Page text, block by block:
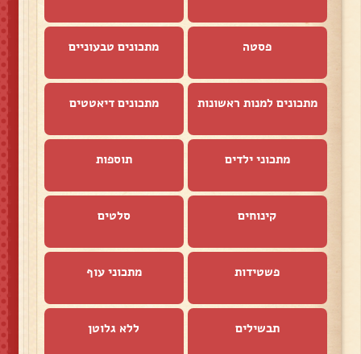
פסטה מתכונים טבעוניים
מתכונים למנות ראשונות מתכונים דיאטטים
מתכוני ילדים תוספות
קינוחים סלטים
פשטידות מתכוני עוף
תבשילים ללא גלוטן